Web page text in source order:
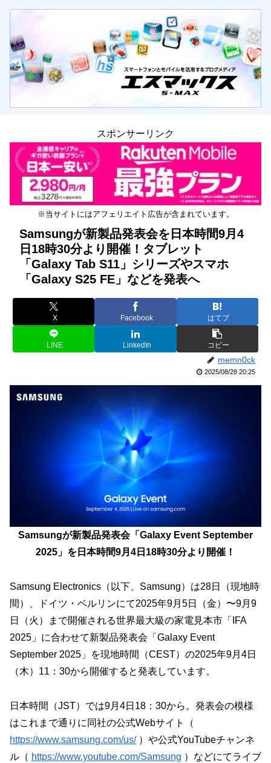
スポンサーリンク
※当サイトにはアフェリエイト広告が含まれています。
Samsungが新製品発表会を日本時間9月4
日18時30分より開催！タブレット
「Galaxy Tab S11」シリーズやスマホ
「Galaxy S25 FE」などを発表へ
X Facebook はてブ
LINE LinkedIn コピー
memn0ck
2025/08/28 20:25
Samsungが新製品発表会「Galaxy Event September
2025」を日本時間9月4日18時30分より開催！
Samsung Electronics（以下、Samsung）は28日（現地時
間）、ドイツ・ベルリンにて2025年9月5日（金）〜9月9
日（火）まで開催される世界最大級の家電見本市「IFA
2025」に合わせて新製品発表会「Galaxy Event
September 2025」を現地時間（CEST）の2025年9月4日
（木）11：30から開催すると発表しています。
日本時間（JST）では9月4日18：30から。発表会の模様
はこれまで通りに同社の公式Webサイト（
https://www.samsung.com/us/）や公式YouTubeチャンネ
ル（ https://www.youtube.com/Samsung ）などにてライブ